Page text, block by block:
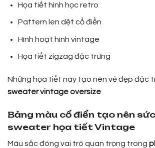
Họa tiết hình học retro
Pattern len dệt cổ điển
Hình hoạt hình vintage
Họa tiết zigzag đặc trưng
Những họa tiết này tạo nên vẻ đẹp đặc
sweater vintage oversize
Bảng màu cổ điển tạo nên
sweater họa tiết Vintage
Màu sắc đóng vai trò quan trọng trong